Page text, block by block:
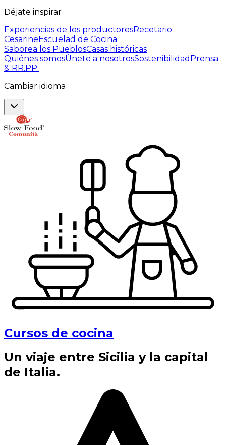
Déjate inspirar
Experiencias de los productoresRecetario
CesarineEscuelad de Cocina
Saborea los PueblosCasas históricas
Quiénes somosÚnete a nosotrosSostenibilidad Prensa
& RR.PP.
Cambiar idioma
Cursos de cocina
Un viaje entre Sicilia y la capital
de Italia.